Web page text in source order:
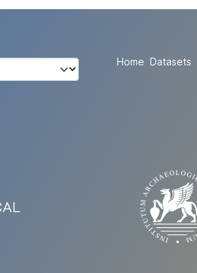
Home Datasets